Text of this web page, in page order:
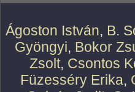
Ágoston István, B.
Gyöngyi, Bokor
Zsolt, Csontos
Füzesséry Erika,